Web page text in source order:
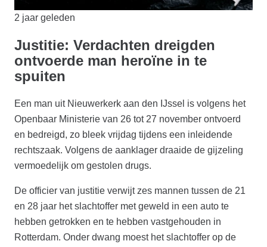
2 jaar geleden
Justitie: Verdachten dreigden
ontvoerde man heroïne in te
spuiten
Een man uit Nieuwerkerk aan den IJssel is volgens het
Openbaar Ministerie van 26 tot 27 november ontvoerd
en bedreigd, zo bleek vrijdag tijdens een inleidende
rechtszaak. Volgens de aanklager draaide de gijzeling
vermoedelijk om gestolen drugs.
De officier van justitie verwijt zes mannen tussen de 21
en 28 jaar het slachtoffer met geweld in een auto te
hebben getrokken en te hebben vastgehouden in
Rotterdam. Onder dwang moest het slachtoffer op de